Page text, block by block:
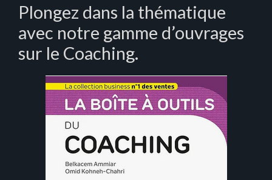
Plongez dans la thématique
avec notre gamme d’ouvrages
sur le Coaching.